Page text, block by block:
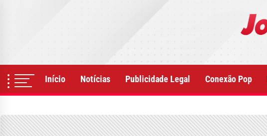
Início Notícias Publicidade Legal Conexão Pop